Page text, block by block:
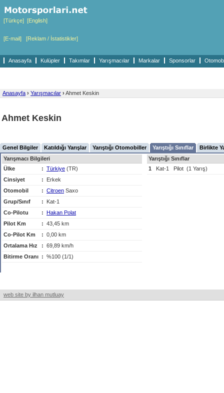
[Türkçe] [English]
[E-mail] [Reklam / İstatistikler]
Anasayfa Kulüpler Takımlar Yarışmacılar Markalar Sponsorlar
Anasayfa › Yarışmacılar › Ahmet Keskin
Ahmet Keskin
Genel Bilgiler Katıldığı Yarışlar Yarıştığı Otomobiller Yarıştığı Sınıflar
Birlikte
Yarışmacı Bilgileri
Ülke
: Türkiye (TR)
Cinsiyet
:
Erkek
Otomobil
: Citroen Saxo
Grup/Sınıf
:
Kat-1
Co-Pilotu
: Hakan Polat
Pilot Km
: 43,45 km
Co-Pilot Km
: 0,00 km
Ortalama Hız
: 69,89 km/h
Bitirme Oranı : %100 (1/1)
Yarıştığı Sınıflar
1
Kat-1 Pilot (1 Yarış)
web site by ilhan mutluay